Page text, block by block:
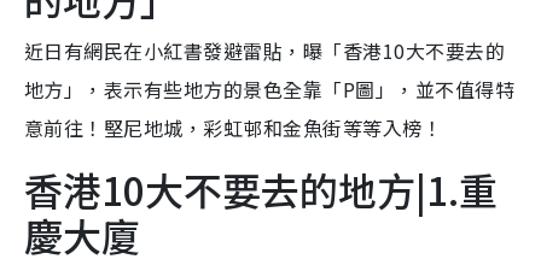
近日有網民在小紅書發避雷貼，曝「香港10大不要去的
地方」，表示有些地方的景色全靠「P圖」，並不值得特
意前往！堅尼地城，彩虹邨和金魚街等等入榜！
香港10大不要去的地方|1.重
慶大廈